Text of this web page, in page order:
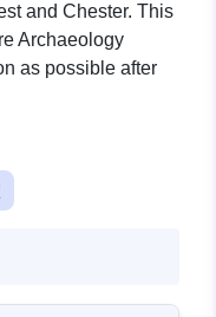
and Chester. This
Archaeology
as possible after